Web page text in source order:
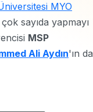
MYO
sayıda yapmayı
MSP
Ali Aydın'ın da